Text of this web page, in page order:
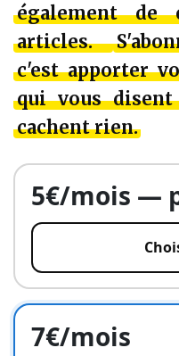
également de
articles.
c'est apporter
qui vous
cachent rien.
5€/mois —
7€/mois